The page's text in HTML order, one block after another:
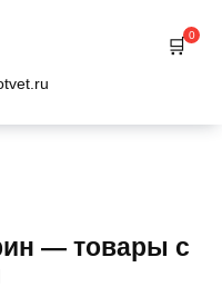
0
— товары с